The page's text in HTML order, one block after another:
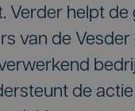
Verder helpt de
van de Vesder
de